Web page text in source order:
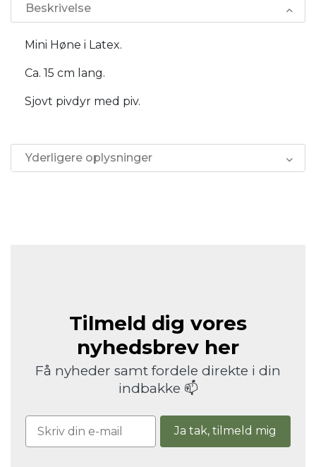
Beskrivelse
Mini Høne i Latex.
Ca. 15 cm lang.
Sjovt pivdyr med piv.
Yderligere oplysninger
Tilmeld dig vores
nyhedsbrev her
Få nyheder samt fordele direkte i din
indbakke 📫
Ja tak, tilmeld mig